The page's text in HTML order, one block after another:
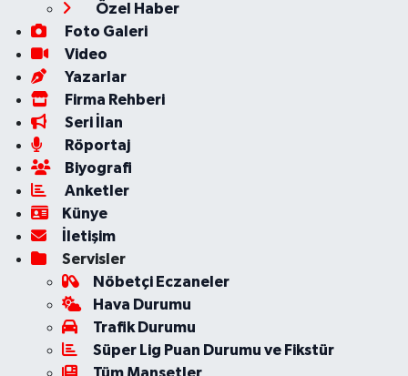
Özel Haber
Foto Galeri
Video
Yazarlar
Firma Rehberi
Seri İlan
Röportaj
Biyografi
Anketler
Künye
İletişim
Servisler
Nöbetçi Eczaneler
Hava Durumu
Trafik Durumu
Süper Lig Puan Durumu ve Fikstür